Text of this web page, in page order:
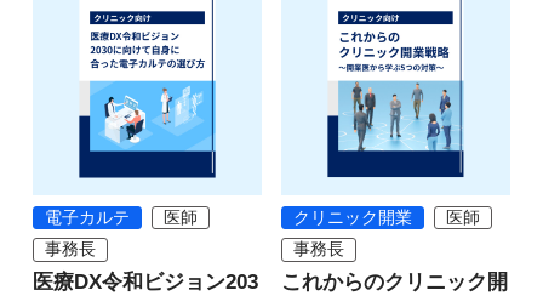
電子カルテ
医師
事務長
医療DX令和ビジョン203
クリニック開業
医師
事務長
これからのクリニック開